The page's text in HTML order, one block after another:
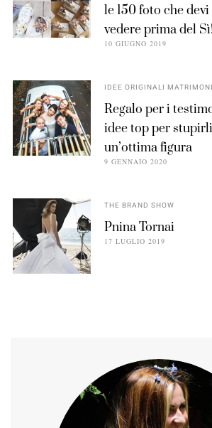
le 150 foto che
vedere prima del Sì!
10 GIUGNO 2019
IDEE ORIGINALI
Regalo per i
idee top per
un’ottima figura
9 GENNAIO 2020
THE BRAND SHOW
Pnina Tornai
17 LUGLIO 2019